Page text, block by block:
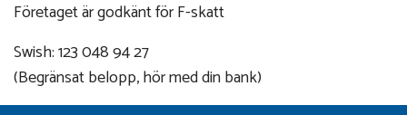
Företaget är godkänt för F-skatt
Swish: 123 048 94 27
(Begränsat belopp, hör med din bank)